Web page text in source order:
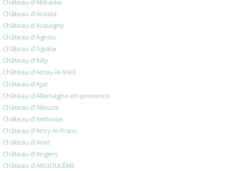
Château d'Abbadie
Château d'Acosta
Château d'Acquigny
Château d'Agnou
Château d'Aguilar
Château d'Ailly
Château d'Ainay-le-Vieil
Château d'Ajat
Château d'Allemagne-en-provence
Château d'Alleuze
Château d'Amboise
Château d'Ancy-le-Franc
Château d'Anet
Château d'Angers
Château d'ANGOULÊME